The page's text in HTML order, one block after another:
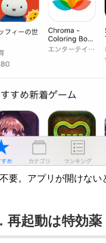
要。アプリが開けない
再起動は特効薬